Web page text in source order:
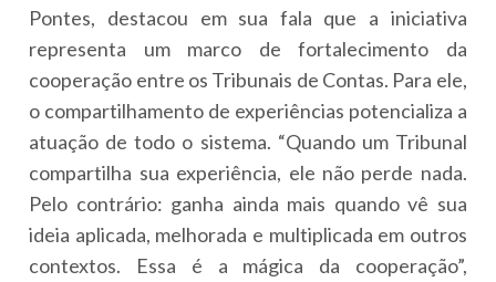
Pontes, destacou em sua fala que a iniciativa
representa um marco de fortalecimento da
cooperação entre os Tribunais de Contas. Para ele,
o compartilhamento de experiências potencializa a
atuação de todo o sistema. “Quando um Tribunal
compartilha sua experiência, ele não perde nada.
Pelo contrário: ganha ainda mais quando vê sua
ideia aplicada, melhorada e multiplicada em outros
contextos. Essa é a mágica da cooperação”,